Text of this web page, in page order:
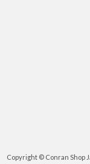
Copyright © Conran Shop